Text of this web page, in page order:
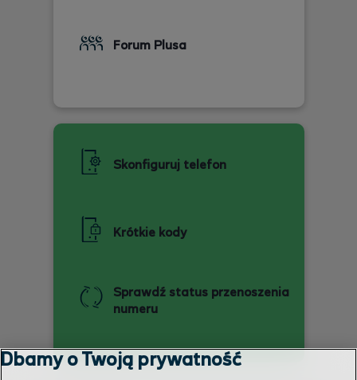
Forum Plusa
Skonfiguruj telefon
Krótkie kody
Sprawdź status przenoszenia
numeru
Dbamy o Twoją prywatność